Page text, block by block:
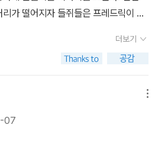
따분하기만 하다며 툴툴거리고 무기력
그렇게 봄이 찾아오기를 손꼽아 기다
리하다보니 사회 생활에서 있었던 일
다. 또 자신의 일을 상대방에게 전가시
힘들어하는 경우도 참 많아서 기피
사람이 정말 싫고 미웠다. '왜 저 사람
일을 스스로 하려고 하지 않지? 왜 자
가 떨어지자 들쥐들은 프레드릭이 모
고의 찬사에 ｀나도 알아｀라며 수줍
가의 가치, 서로 다름에 대한 인정을
가 레오 리오니는 분명 행복한 작가일
척! ^^
더보기
07